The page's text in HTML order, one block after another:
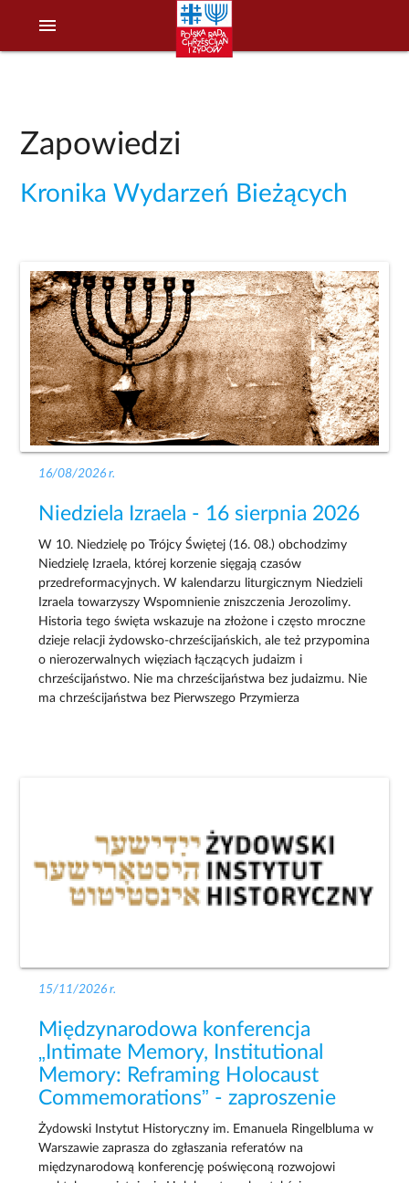
menu
Zapowiedzi
Kronika Wydarzeń Bieżących
16/08/2026 r.
Niedziela Izraela - 16 sierpnia 2026
W 10. Niedzielę po Trójcy Świętej (16. 08.) obchodzimy
Niedzielę Izraela, której korzenie sięgają czasów
przedreformacyjnych. W kalendarzu liturgicznym Niedzieli
Izraela towarzyszy Wspomnienie zniszczenia Jerozolimy.
Historia tego święta wskazuje na złożone i często mroczne
dzieje relacji żydowsko-chrześcijańskich, ale też przypomina
o nierozerwalnych więziach łączących judaizm i
chrześcijaństwo. Nie ma chrześcijaństwa bez judaizmu. Nie
ma chrześcijaństwa bez Pierwszego Przymierza
15/11/2026 r.
Międzynarodowa konferencja
„Intimate Memory, Institutional
Memory: Reframing Holocaust
Commemorations” - zaproszenie
Żydowski Instytut Historyczny im. Emanuela Ringelbluma w
Warszawie zaprasza do zgłaszania referatów na
międzynarodową konferencję poświęconą rozwojowi